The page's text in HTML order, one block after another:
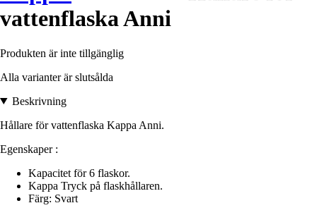
vattenflaska Anni
Produkten är inte tillgänglig
Alla varianter är slutsålda
Beskrivning
Hållare för vattenflaska Kappa Anni.
Egenskaper :
Kapacitet för 6 flaskor.
Kappa Tryck på flaskhållaren.
Färg: Svart